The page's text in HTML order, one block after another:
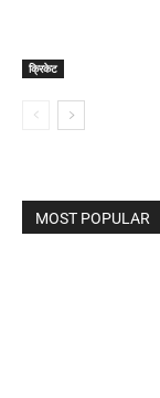
क्रिकेट
MOST POPULAR